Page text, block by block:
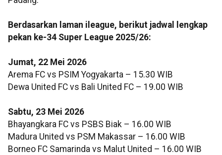
Berdasarkan laman ileague, berikut jadwal lengkap
pekan ke-34 Super League 2025/26:
Jumat, 22 Mei 2026
Arema FC vs PSIM Yogyakarta – 15.30 WIB
Dewa United FC vs Bali United FC – 19.00 WIB
Sabtu, 23 Mei 2026
Bhayangkara FC vs PSBS Biak – 16.00 WIB
Madura United vs PSM Makassar – 16.00 WIB
Borneo FC Samarinda vs Malut United – 16.00 WIB